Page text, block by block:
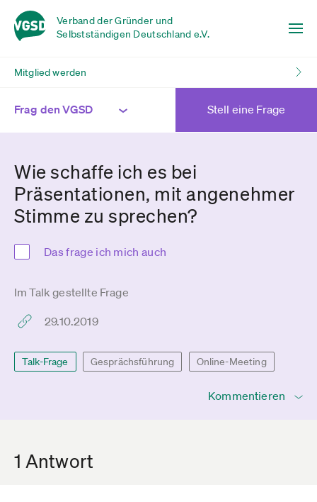
Verband der Gründer und
Selbstständigen Deutschland e.V.
Mitglied werden
Frag den VGSD Stell eine Frage
Wie schaffe ich es bei
Präsentationen, mit angenehmer
Stimme zu sprechen?
Das frage ich mich auch
Im Talk gestellte Frage
29.10.2019
Talk-Frage Gesprächsführung Online-Meeting
Kommentieren
1 Antwort